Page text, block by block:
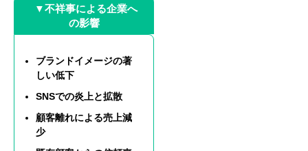
▼不祥事による企業へ
の影響
ブランドイメージの著
しい低下
SNSでの炎上と拡散
顧客離れによる売上減
少